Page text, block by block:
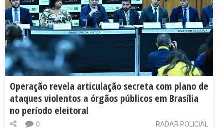
Operação revela articulação secreta com plano de
ataques violentos a órgãos públicos em Brasília
no período eleitoral
RADAR POLICIAL
0